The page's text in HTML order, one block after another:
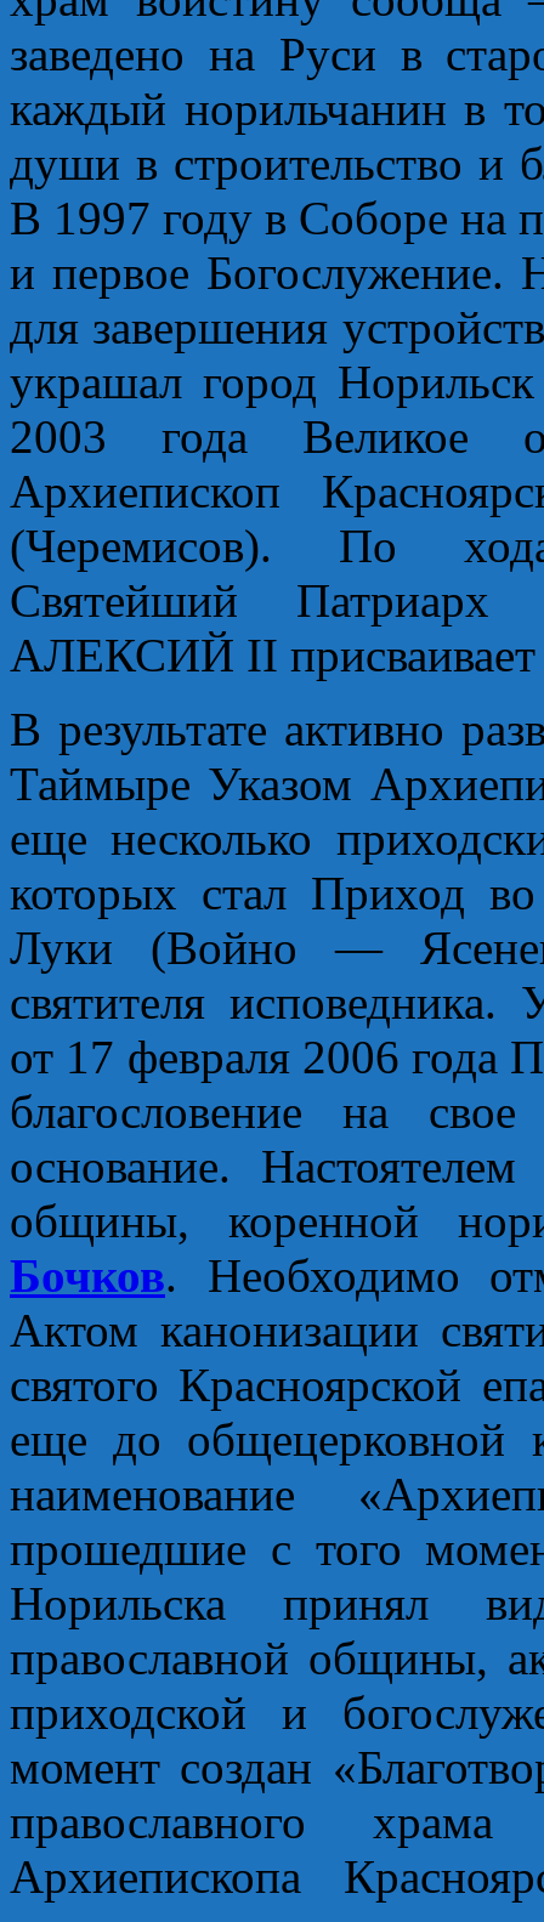
заведено на Руси в
каждый норильчанин в
души в строительство и
В 1997 году в Соборе на
и первое Богослужение.
для завершения
украшал город
2003 года Великое
Архиепископ
(Черемисов). По
Святейший
АЛЕКСИЙ II присваивает
В результате активно
Таймыре Указом
еще несколько
которых стал Приход во
Луки (Войно —
святителя
от 17 февраля 2006 года
благословение на
основание.
общины, коренной
Бочков. Необходимо
Актом канонизации
святого Красноярской
еще до общецерковной
наименование
прошедшие с того
Норильска принял
православной общины,
приходской и
момент создан
православного
Архиепископа